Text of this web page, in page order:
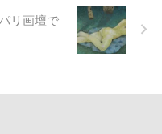
リ画壇で